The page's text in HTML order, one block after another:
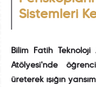
Sistemleri
Bilim Fatih Teknoloji
Atölyesi'nde
üreterek ışığın